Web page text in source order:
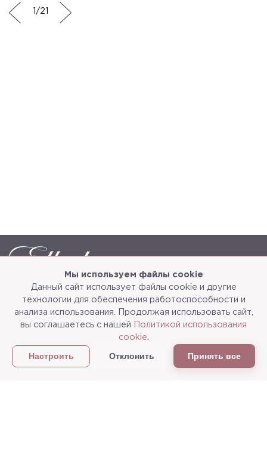
Мы используем файлы cookie
Данный сайт использует файлы cookie и другие
технологии для обеспечения работоспособности и
анализа использования. Продолжая использовать сайт,
вы соглашаетесь с нашей
Политикой использования
cookie
Настроить Отклонить Принять все
/21
Каталог О компании
3d-тур
Сотрудничество Доставка и упаковка
Политика конфиденциальности